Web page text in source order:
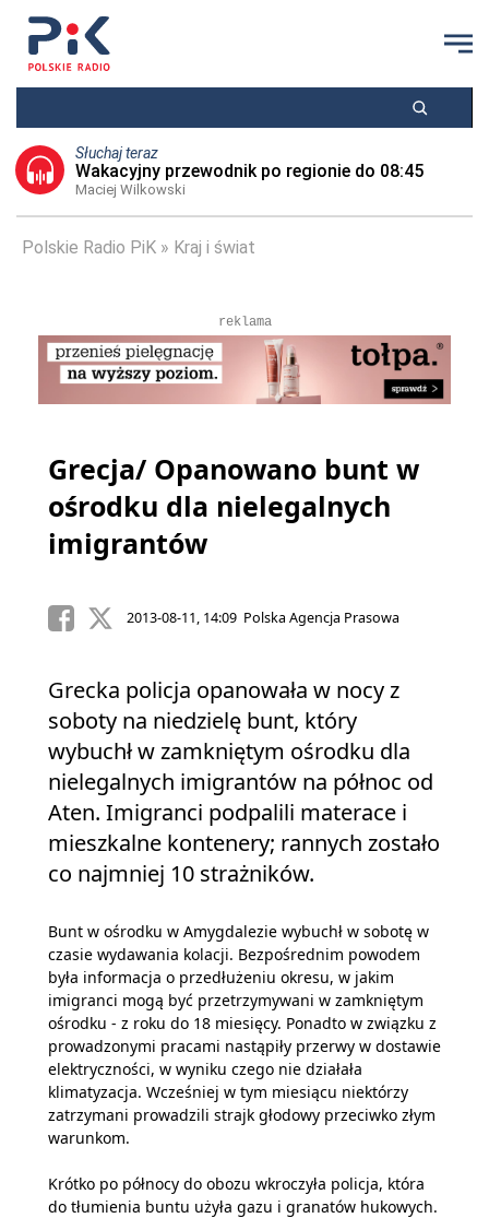
Słuchaj teraz
Wakacyjny przewodnik po regionie do 08:45
Maciej Wilkowski
Polskie Radio PiK Kraj i świat
reklama
Grecja/ Opanowano bunt w
ośrodku dla nielegalnych
imigrantów
2013-08-11, 14:09 Polska Agencja Prasowa
Grecka policja opanowała w nocy z
soboty na niedzielę bunt, który
wybuchł w zamkniętym ośrodku dla
nielegalnych imigrantów na północ od
Aten. Imigranci podpalili materace i
mieszkalne kontenery; rannych zostało
co najmniej 10 strażników.
Bunt w ośrodku w Amygdalezie wybuchł w sobotę w
czasie wydawania kolacji. Bezpośrednim powodem
była informacja o przedłużeniu okresu, w jakim
imigranci mogą być przetrzymywani w zamkniętym
ośrodku - z roku do 18 miesięcy. Ponadto w związku z
prowadzonymi pracami nastąpiły przerwy w dostawie
elektryczności, w wyniku czego nie działała
klimatyzacja. Wcześniej w tym miesiącu niektórzy
zatrzymani prowadzili strajk głodowy przeciwko złym
warunkom.
Krótko po północy do obozu wkroczyła policja, która
do tłumienia buntu użyła gazu i granatów hukowych.